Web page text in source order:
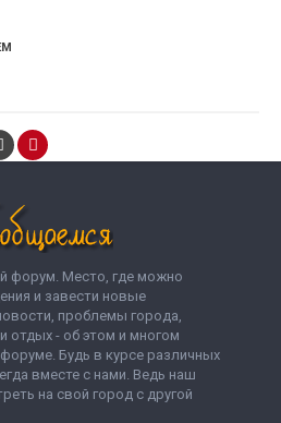
форум. Место, где можно
и завести новые
проблемы города,
отдых - об этом и многом
Будь в курсе различных
вместе с нами. Ведь наш
на свой город с другой